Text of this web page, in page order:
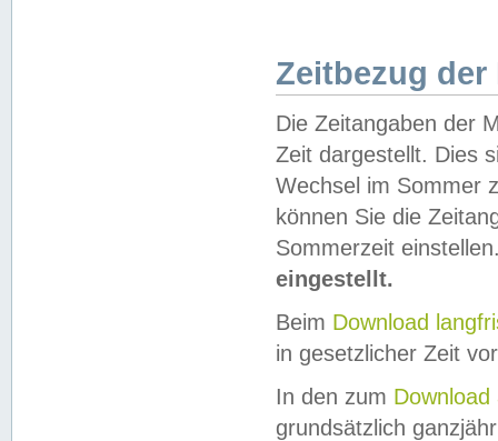
Zeitbezug der
Die Zeitangaben der
Zeit dargestellt. Dies
Wechsel im Sommer
können Sie die
Sommerzeit
eingestellt.
Beim Download
in gesetzlicher Zeit
In den zum Download
grundsätzlich